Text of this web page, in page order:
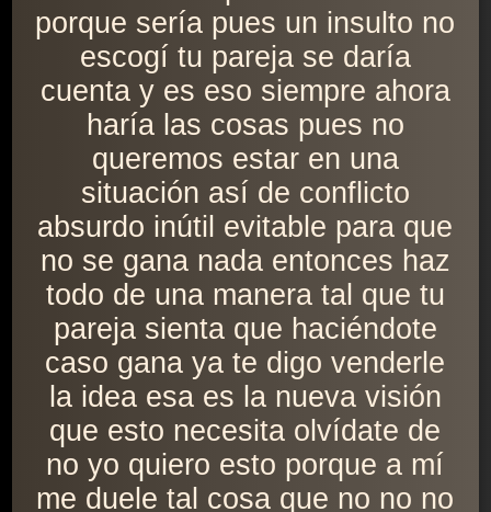
porque sería pues un insulto no
escogí tu pareja se daría
cuenta y es eso siempre ahora
haría las cosas pues no
queremos estar en una
situación así de conflicto
absurdo inútil evitable para que
no se gana nada entonces haz
todo de una manera tal que tu
pareja sienta que haciéndote
caso gana ya te digo venderle
la idea esa es la nueva visión
que esto necesita olvídate de
no yo quiero esto porque a mí
me duele tal cosa que no no no